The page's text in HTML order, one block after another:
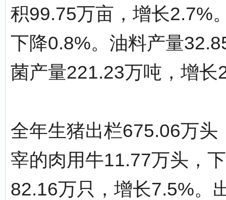
积99.75万亩，增长2.7%
下降0.8%。油料产量
菌产量221.23万吨，增长
全年生猪出栏675.06万
宰的肉用牛11.77万头，
82.16万只，增长7.5%。